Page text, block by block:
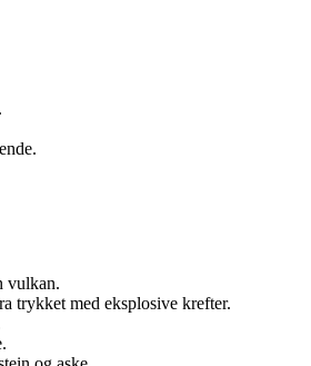
vulkan.
trykket med eksplosive krefter.